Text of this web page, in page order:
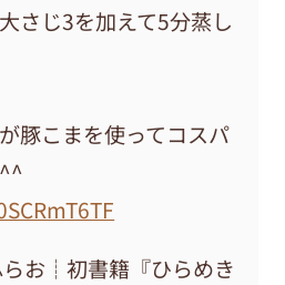
さじ3を加えて5分蒸し
豚こまを使ってコスパ
お┊初書籍『ひらめき